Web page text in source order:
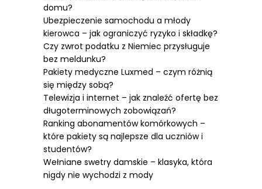
domu?
Ubezpieczenie samochodu a młody
kierowca – jak ograniczyć ryzyko i składkę?
Czy zwrot podatku z Niemiec przysługuje
bez meldunku?
Pakiety medyczne Luxmed – czym różnią
się między sobą?
Telewizja i internet – jak znaleźć ofertę bez
długoterminowych zobowiązań?
Ranking abonamentów komórkowych –
które pakiety są najlepsze dla uczniów i
studentów?
Wełniane swetry damskie – klasyka, która
nigdy nie wychodzi z mody